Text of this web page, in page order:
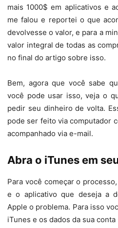
mais 1000$ em aplicativos e
me falou e reportei o que
devolvesse o valor, e para a
valor integral de todas as
no final do artigo sobre isso.
Bem, agora que você sabe
você pode usar isso, veja o
pedir seu dinheiro de volta.
pode ser feito via computador
acompanhado via e-mail.
Abra o iTunes em
Para você começar o
e o aplicativo que deseja a
Apple o problema. Para isso
iTunes e os dados da sua conta